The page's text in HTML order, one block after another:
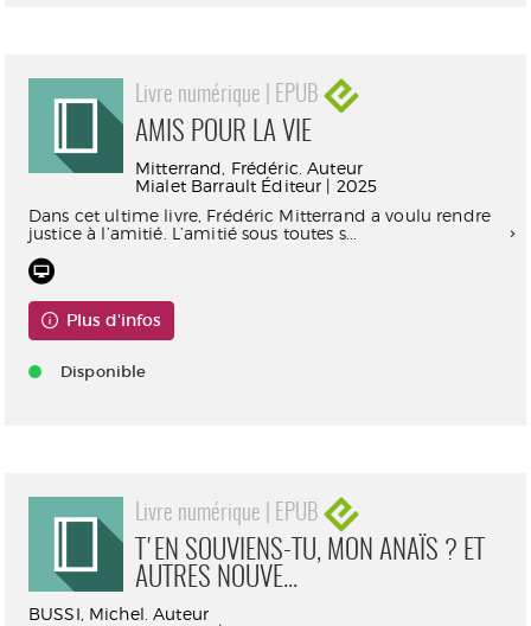
Livre numérique | EPUB
AMIS POUR LA VIE
Mitterrand, Frédéric. Auteur
Mialet Barrault Éditeur | 2025
Dans cet ultime livre, Frédéric Mitterrand a voulu rendre
justice à l’amitié. L’amitié sous toutes s...
Plus d'infos
Disponible
Livre numérique | EPUB
T'EN SOUVIENS-TU, MON ANAÏS ? ET
AUTRES NOUVE...
BUSSI, Michel. Auteur